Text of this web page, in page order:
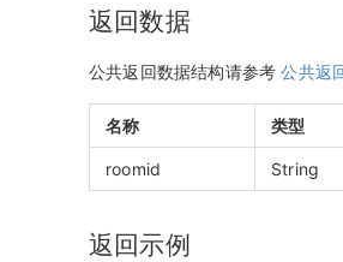
返回数据
公共返回数据结构请参考公共返
名称 类型
roomid String
返回示例